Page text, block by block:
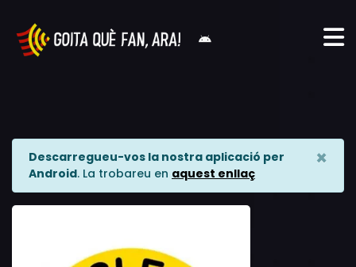
Descarregueu-vos la nostra aplicació per
Android. La trobareu en aquest enllaç
×